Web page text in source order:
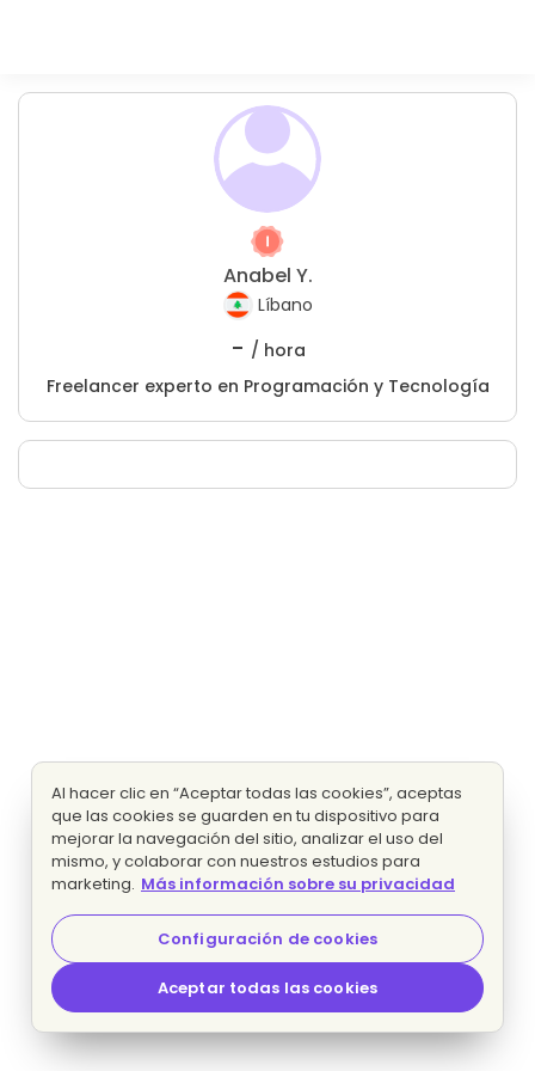
Anabel Y.
Líbano
- / hora
Freelancer experto en Programación y Tecnología
Al hacer clic en “Aceptar todas las cookies”, aceptas
que las cookies se guarden en tu dispositivo para
mejorar la navegación del sitio, analizar el uso del
mismo, y colaborar con nuestros estudios para
marketing. Más información sobre su privacidad
Configuración de cookies
Aceptar todas las cookies